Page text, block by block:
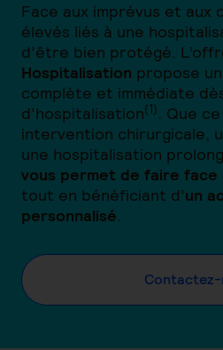
Face aux imprévus et aux
élevés liés à une
d’être bien protégé.
Hospitalisation propose
complète et immédiate
d’hospitalisation(1). Que
intervention chirurgicale,
une hospitalisation
vous permet de faire face
tout en bénéficiant d’un
personnalisé.
Contactez-